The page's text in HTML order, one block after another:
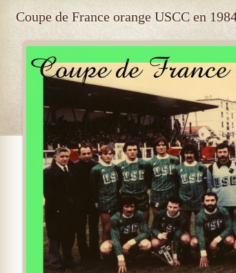
Coupe de France orange USCC en